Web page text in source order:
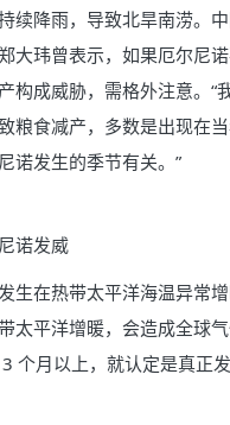
续降雨，导致北旱南涝。
大玮曾表示，如果厄尔尼
构成威胁，需格外注意。“
粮食减产，多数是出现在
诺发生的季节有关。”
诺发威
生在热带太平洋海温异常
太平洋增暖，会造成全球
个月以上，就认定是真正